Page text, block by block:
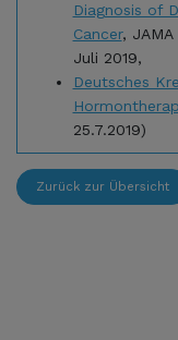
Zurück zur Übersicht
Diagnosis of
Cancer, JAMA
Juli 2019,
Deutsches
25.7.2019)